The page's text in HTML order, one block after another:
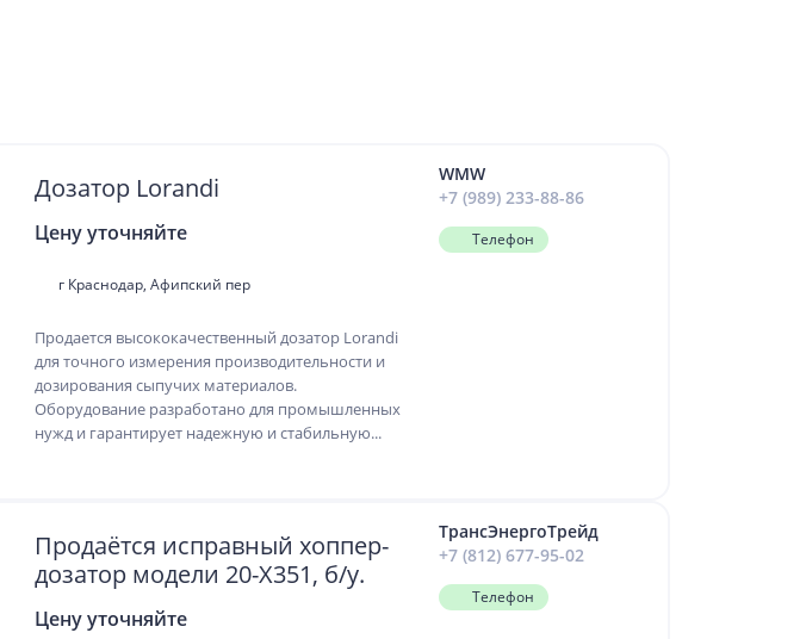
Дозатор Lorandi
Цену уточняйте
г Краснодар, Афипский пер
Продается высококачественный дозатор Lorandi
для точного измерения производительности и
дозирования сыпучих материалов.
Оборудование разработано для промышленных
нужд и гарантирует надежную и стабильную...
WMW
+7 (989) 233-88-86
Телефон
Продаётся исправный хоппер-
дозатор модели 20-X351, б/у.
Цену уточняйте
ТрансЭнергоТрейд
+7 (812) 677-95-02
Телефон